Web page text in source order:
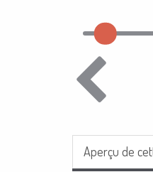
Aperçu de